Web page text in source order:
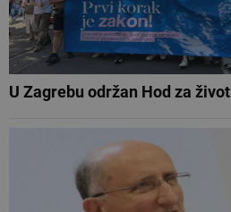
U Zagrebu održan Hod za život